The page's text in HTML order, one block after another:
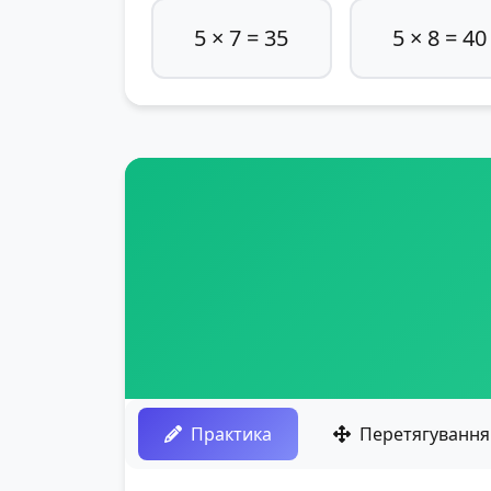
5 × 7 = 35 5 × 8 = 40
Практика Перетягування